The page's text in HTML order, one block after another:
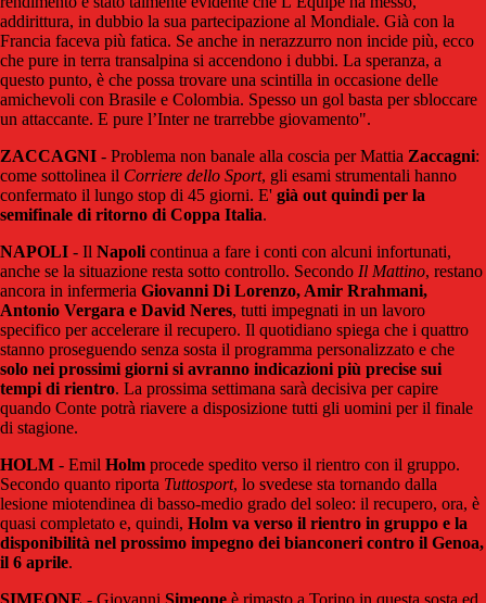
addirittura, in dubbio la sua partecipazione al Mondiale. Già con la
Francia faceva più fatica. Se anche in nerazzurro non incide più, ecco
che pure in terra transalpina si accendono i dubbi. La speranza, a
questo punto, è che possa trovare una scintilla in occasione delle
amichevoli con Brasile e Colombia. Spesso un gol basta per sbloccare
un attaccante. E pure l’Inter ne trarrebbe giovamento".
ZACCAGNI - Problema non banale alla coscia per Mattia Zaccagni:
come sottolinea il Corriere dello Sport, gli esami strumentali hanno
confermato il lungo stop di 45 giorni. E' già out quindi per la
semifinale di ritorno di Coppa Italia.
NAPOLI - Il Napoli continua a fare i conti con alcuni infortunati,
anche se la situazione resta sotto controllo. Secondo Il Mattino, restano
ancora in infermeria Giovanni Di Lorenzo, Amir Rrahmani,
Antonio Vergara e David Neres, tutti impegnati in un lavoro
specifico per accelerare il recupero. Il quotidiano spiega che i quattro
stanno proseguendo senza sosta il programma personalizzato e che
solo nei prossimi giorni si avranno indicazioni più precise sui
tempi di rientro. La prossima settimana sarà decisiva per capire
quando Conte potrà riavere a disposizione tutti gli uomini per il finale
di stagione.
HOLM - Emil Holm procede spedito verso il rientro con il gruppo.
Secondo quanto riporta Tuttosport, lo svedese sta tornando dalla
lesione miotendinea di basso-medio grado del soleo: il recupero, ora, è
quasi completato e, quindi, Holm va verso il rientro in gruppo e la
disponibilità nel prossimo impegno dei bianconeri contro il Genoa,
il 6 aprile.